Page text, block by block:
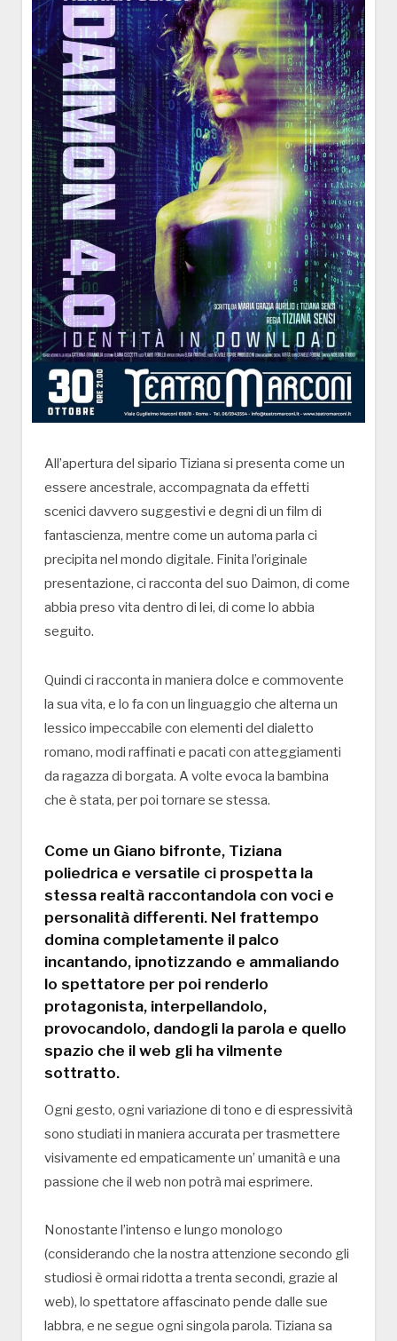
All’apertura del sipario Tiziana si presenta come un
essere ancestrale, accompagnata da effetti
scenici davvero suggestivi e degni di un film di
fantascienza, mentre come un automa parla ci
precipita nel mondo digitale. Finita l’originale
presentazione, ci racconta del suo Daimon, di come
abbia preso vita dentro di lei, di come lo abbia
seguito.
Quindi ci racconta in maniera dolce e commovente
la sua vita, e lo fa con un linguaggio che alterna un
lessico impeccabile con elementi del dialetto
romano, modi raffinati e pacati con atteggiamenti
da ragazza di borgata. A volte evoca la bambina
che è stata, per poi tornare se stessa.
Come un Giano bifronte, Tiziana
poliedrica e versatile ci prospetta la
stessa realtà raccontandola con voci e
personalità differenti. Nel frattempo
domina completamente il palco
incantando, ipnotizzando e ammaliando
lo spettatore per poi renderlo
protagonista, interpellandolo,
provocandolo, dandogli la parola e quello
spazio che il web gli ha vilmente
sottratto.
Ogni gesto, ogni variazione di tono e di espressività
sono studiati in maniera accurata per trasmettere
visivamente ed empaticamente un’ umanità e una
passione che il web non potrà mai esprimere.
Nonostante l’intenso e lungo monologo
(considerando che la nostra attenzione secondo gli
studiosi è ormai ridotta a trenta secondi, grazie al
web), lo spettatore affascinato pende dalle sue
labbra, e ne segue ogni singola parola. Tiziana sa